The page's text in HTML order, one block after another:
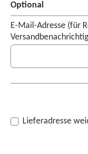
Optional
E-Mail-Adresse (für
Lieferadresse